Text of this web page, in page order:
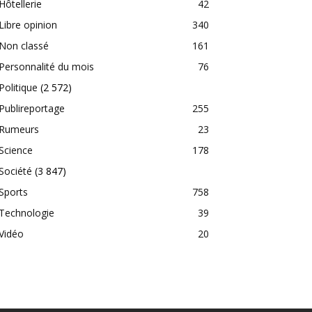
Hôtellerie
42
Libre opinion
340
Non classé
161
Personnalité du mois
76
Politique (2 572)
Publireportage
255
Rumeurs
23
178
(3 847)
758
Technologie
39
20